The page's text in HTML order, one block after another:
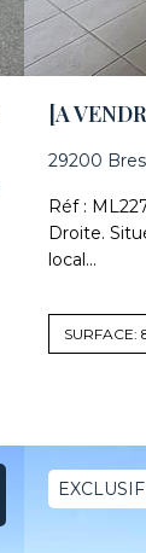
[A
29200
Réf :
Droite.
local...
SURFACE:
EXCLUSIF